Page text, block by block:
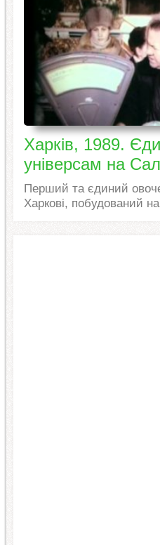
Харків, 1989.
універсам на
Перший та єдиний
Харкові, побудований на